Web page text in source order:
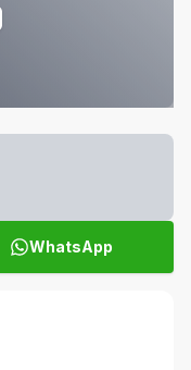
WhatsApp